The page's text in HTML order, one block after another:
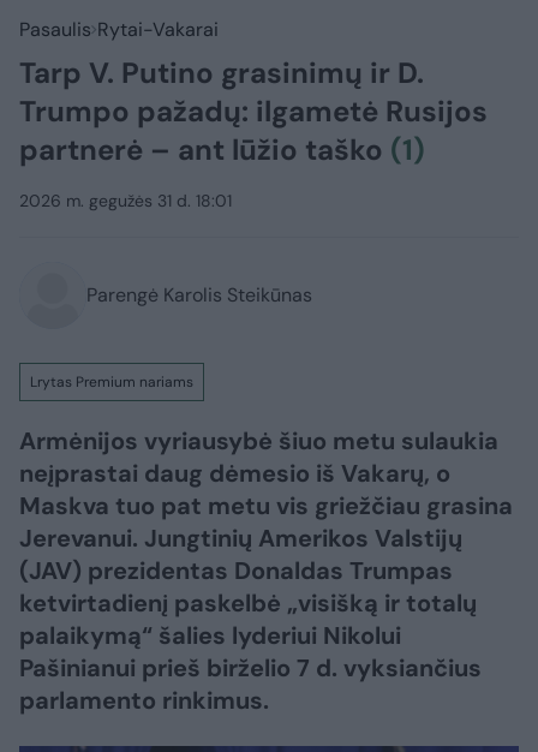
Pasaulis Rytai-Vakarai
Tarp V. Putino grasinimų ir D.
Trumpo pažadų: ilgametė Rusijos
partnerė – ant lūžio taško (1)
2026 m. gegužės 31 d. 18:01
Parengė Karolis Steikūnas
Lrytas Premium nariams
Armėnijos vyriausybė šiuo metu sulaukia
neįprastai daug dėmesio iš Vakarų, o
Maskva tuo pat metu vis griežčiau grasina
Jerevanui. Jungtinių Amerikos Valstijų
(JAV) prezidentas Donaldas Trumpas
ketvirtadienį paskelbė „visišką ir totalų
palaikymą“ šalies lyderiui Nikolui
Pašinianui prieš birželio 7 d. vyksiančius
parlamento rinkimus.